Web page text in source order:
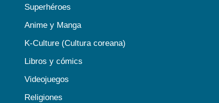
Superhéroes
Anime y Manga
K-Culture (Cultura coreana)
Libros y cómics
Videojuegos
Religiones